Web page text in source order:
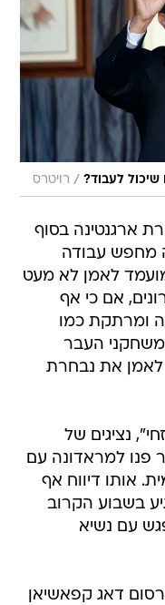
שיכול לעבוד? / רויטרס
ארגנטינה בסוף
מחפש עבודה
לאמן לא מעט
אם כי אף
ומרתקת כמו
משחקני העבר
לאמן את נבחרת
נציגים של
פנו למראדונה עם
אותו דיווח אף
בשבוע הקרוב
עם נשיא
דאג קפאשיאן